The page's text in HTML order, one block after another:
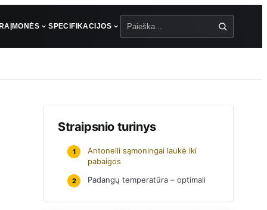
ĮMONĖS SPECIFIKACIJOS
Straipsnio turinys
1
Antonelli sąmoningai laukė iki
pabaigos
2 Padangų temperatūra – optimali